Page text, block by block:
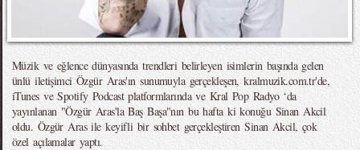
Müzik ve eğlence dünyasında trendleri belirleyen isimlerin başında gelen
ünlü iletişimci Özgür Aras'ın sunumuyla gerçekleşen, kralmuzik.com.tr'de,
iTunes ve Spotify Podcast platformlarında ve Kral Pop Radyo ‘da
yayınlanan "Özgür Aras'la Baş Başa"nın bu hafta ki konuğu Sinan Akcil
oldu. Özgür Aras ile keyifli bir sohbet gerçekleştiren Sinan Akcil, çok
özel açılamalar yaptı.